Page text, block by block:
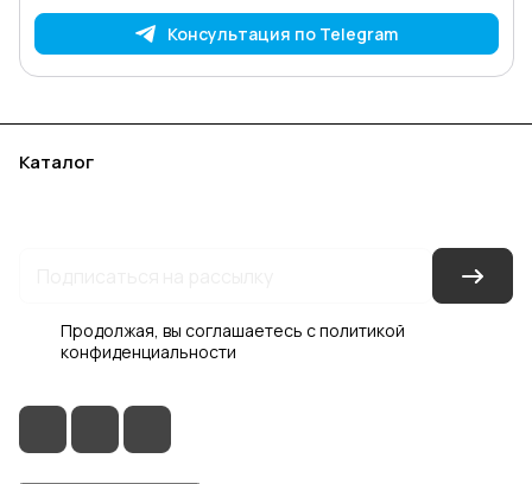
Консультация по Telegram
Каталог
Продолжая, вы соглашаетесь сполитикой
конфиденциальности